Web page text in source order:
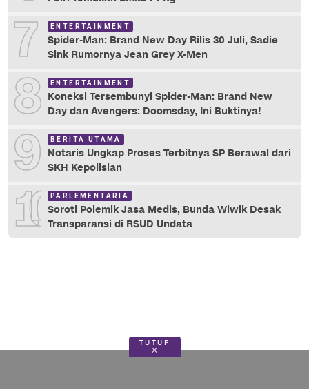
7 ENTERTAINMENT
Spider-Man: Brand New Day Rilis 30 Juli, Sadie
Sink Rumornya Jean Grey X-Men
8 ENTERTAINMENT
Koneksi Tersembunyi Spider-Man: Brand New
Day dan Avengers: Doomsday, Ini Buktinya!
9 BERITA UTAMA
Notaris Ungkap Proses Terbitnya SP Berawal dari
SKH Kepolisian
10 PARLEMENTARIA
Soroti Polemik Jasa Medis, Bunda Wiwik Desak
Transparansi di RSUD Undata
TUTUP